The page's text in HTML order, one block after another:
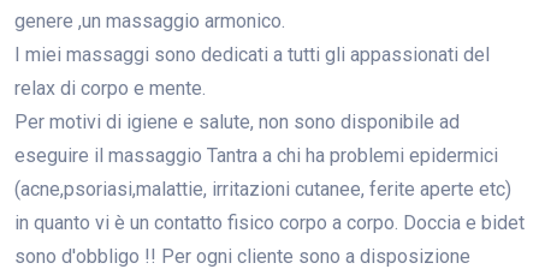
genere ,un massaggio armonico.
I miei massaggi sono dedicati a tutti gli appassionati del
relax di corpo e mente.
Per motivi di igiene e salute, non sono disponibile ad
eseguire il massaggio Tantra a chi ha problemi epidermici
(acne,psoriasi,malattie, irritazioni cutanee, ferite aperte etc)
in quanto vi è un contatto fisico corpo a corpo. Doccia e bidet
sono d'obbligo !! Per ogni cliente sono a disposizione